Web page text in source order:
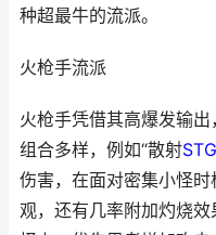
种超最牛的流派。
火枪手流派
火枪手凭借其高爆发输出
组合多样，例如“散射STG
伤害，在面对密集小怪时
观，还有几率附加灼烧